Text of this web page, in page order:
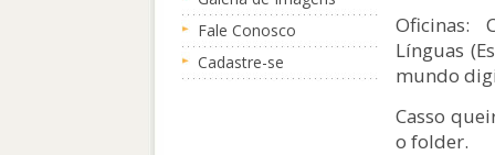
Fale Conosco
Cadastre-se
Oficinas:
Línguas
mundo
Casso
o folder.